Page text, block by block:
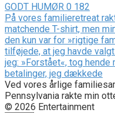
GODT HUMØR 0 182
På vores familieretreat
matchende T-shirt, men
den kun var for »rigtige
tilføjede, at jeg havde
jeg: »Forstået«, tog hende
betalinger, jeg dækkede
Ved vores årlige
Pennsylvania rakte min
© 2026 Entertainment